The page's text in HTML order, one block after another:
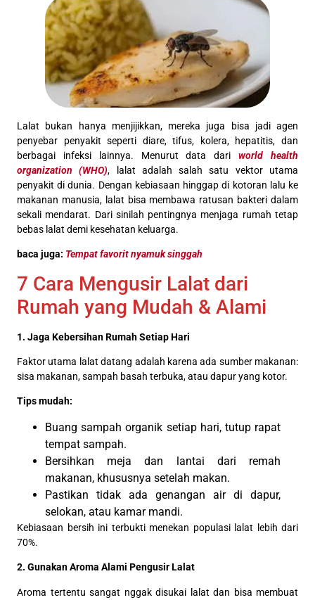
Lalat bukan hanya menjijikkan, mereka juga bisa jadi agen
penyebar penyakit seperti diare, tifus, kolera, hepatitis, dan
berbagai infeksi lainnya. Menurut data dariworld health
organization (WHO), lalat adalah salah satu vektor utama
penyakit di dunia. Dengan kebiasaan hinggap di kotoran lalu ke
makanan manusia, lalat bisa membawa ratusan bakteri dalam
sekali mendarat. Dari sinilah pentingnya menjaga rumah tetap
bebas lalat demi kesehatan keluarga.
baca juga: Tempat favorit nyamuk singgah
7 Cara Mengusir Lalat dari
Rumah yang Mudah & Alami
1. Jaga Kebersihan Rumah Setiap Hari
Faktor utama lalat datang adalah karena ada sumber makanan:
sisa makanan, sampah basah terbuka, atau dapur yang kotor.
Tips mudah:
Buang sampah organik setiap hari, tutup rapat
tempat sampah.
Bersihkan meja dan lantai dari remah
makanan, khususnya setelah makan.
Pastikan tidak ada genangan air di dapur,
selokan, atau kamar mandi.
Kebiasaan bersih ini terbukti menekan populasi lalat lebih dari
70%.
2. Gunakan Aroma Alami Pengusir Lalat
Aroma tertentu sangat nggak disukai lalat dan bisa membuat